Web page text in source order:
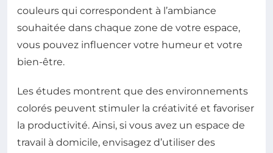
couleurs qui correspondent à l’ambiance
souhaitée dans chaque zone de votre espace,
vous pouvez influencer votre humeur et votre
bien-être.
Les études montrent que des environnements
colorés peuvent stimuler la créativité et favoriser
la productivité. Ainsi, si vous avez un espace de
travail à domicile, envisagez d’utiliser des